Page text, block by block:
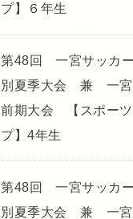
プ】６年生
第48回 一宮サッカ
別夏季大会 兼 一宮
前期大会 【スポーツ
プ】4年生
第48回 一宮サッカ
別夏季大会 兼 一宮